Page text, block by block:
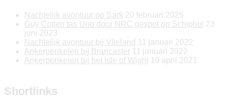
Nachtelijk avontuur op Sark 20 februari 2025
Guy Cotten tas Uno door NRC gespot op Schiphol 23
juni 2023
Nachtelijk avontuur bij Vlieland 11 januari 2022
Ankerperikelen bij Brancaster 11 januari 2022
Ankerperikelen bij het Isle of Wight 19 april 2021
Shortlinks